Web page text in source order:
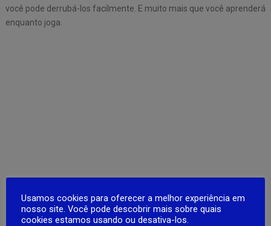
você pode derrubá-los facilmente. E muito mais que você aprenderá
enquanto joga.
Usamos cookies para oferecer a melhor experiência em
nosso site. Você pode descobrir mais sobre quais
cookies estamos usando ou desativa-los.